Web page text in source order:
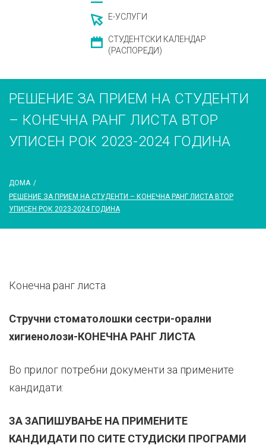
Е-УСЛУГИ
СТУДЕНТСКИ КАЛЕНДАР
(РАСПОРЕДИ)
РЕШЕНИЕ ЗА ПРИЕМ НА СТУДЕНТИ
– КОНЕЧНА РАНГ ЛИСТА ВТОР
УПИСЕН РОК 2023-2024 ГОДИНА
ДОМА /
РЕШЕНИЕ ЗА ПРИЕМ НА СТУДЕНТИ – КОНЕЧНА РАНГ ЛИСТА ВТОР
УПИСЕН РОК 2023-2024 ГОДИНА
Конечна ранг листа
Стручни стоматолошки сестри-орални
хигиенолози-КОНЕЧНА РАНГ ЛИСТА
Во прилог потребни документи за примените
кандидати:
ЗА ЗАПИШУВАЊЕ НА ПРИМЕНИТЕ
КАНДИДАТИ ПО СИТЕ СТУДИСКИ ПРОГРАМИ